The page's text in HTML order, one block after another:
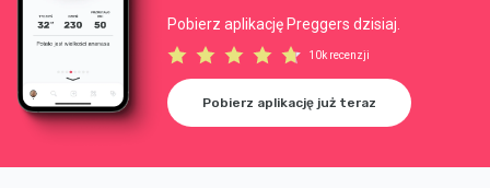
Pobierz aplikację Preggers dzisiaj.
10k recenzji
Pobierz aplikację już teraz